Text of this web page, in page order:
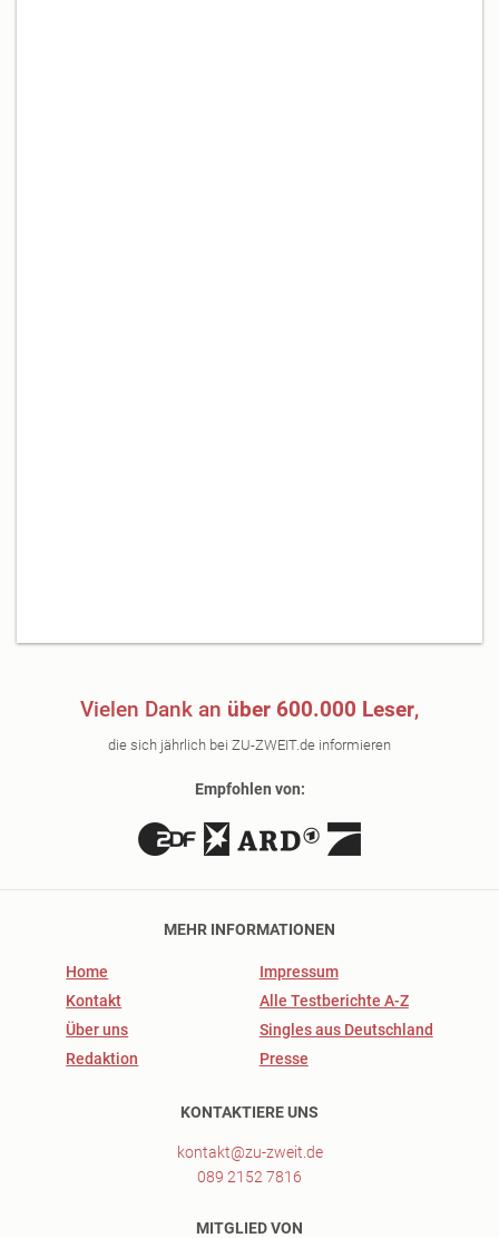
Vielen Dank an über 600.000 Leser,
die sich jährlich bei ZU-ZWEIT.de informieren
Empfohlen von:
MEHR INFORMATIONEN
Home
Kontakt
Über uns
Redaktion
Impressum
Alle Testberichte A-Z
Singles aus Deutschland
Presse
KONTAKTIERE UNS
kontakt@zu-zweit.de
089 2152 7816
MITGLIED VON